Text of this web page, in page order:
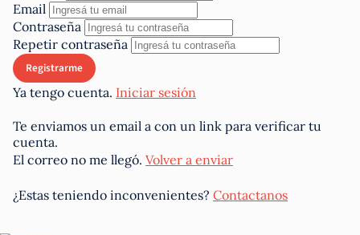
Email
Contraseña
Repetir contraseña
Ya tengo cuenta. Iniciar sesión
Te enviamos un email a con un link para verificar tu
cuenta.
El correo no me llegó. Volver a enviar
¿Estas teniendo inconvenientes? Contactanos